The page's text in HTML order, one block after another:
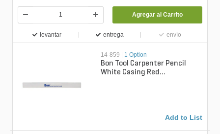
Agregar al Carrito
levantar entrega envío
14-859 1 Option
Bon Tool Carpenter Pencil
White Casing Red
Add to List